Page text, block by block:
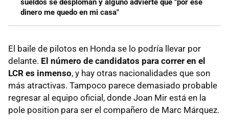
sueldos se desploman y alguno advierte que "por ese
dinero me quedo en mi casa"
El baile de pilotos en Honda se lo podría llevar por
delante. El número de candidatos para correr en el
LCR es inmenso, y hay otras nacionalidades que son
más atractivas. Tampoco parece demasiado probable
regresar al equipo oficial, donde Joan Mir está en la
pole position para ser el compañero de Marc Márquez.